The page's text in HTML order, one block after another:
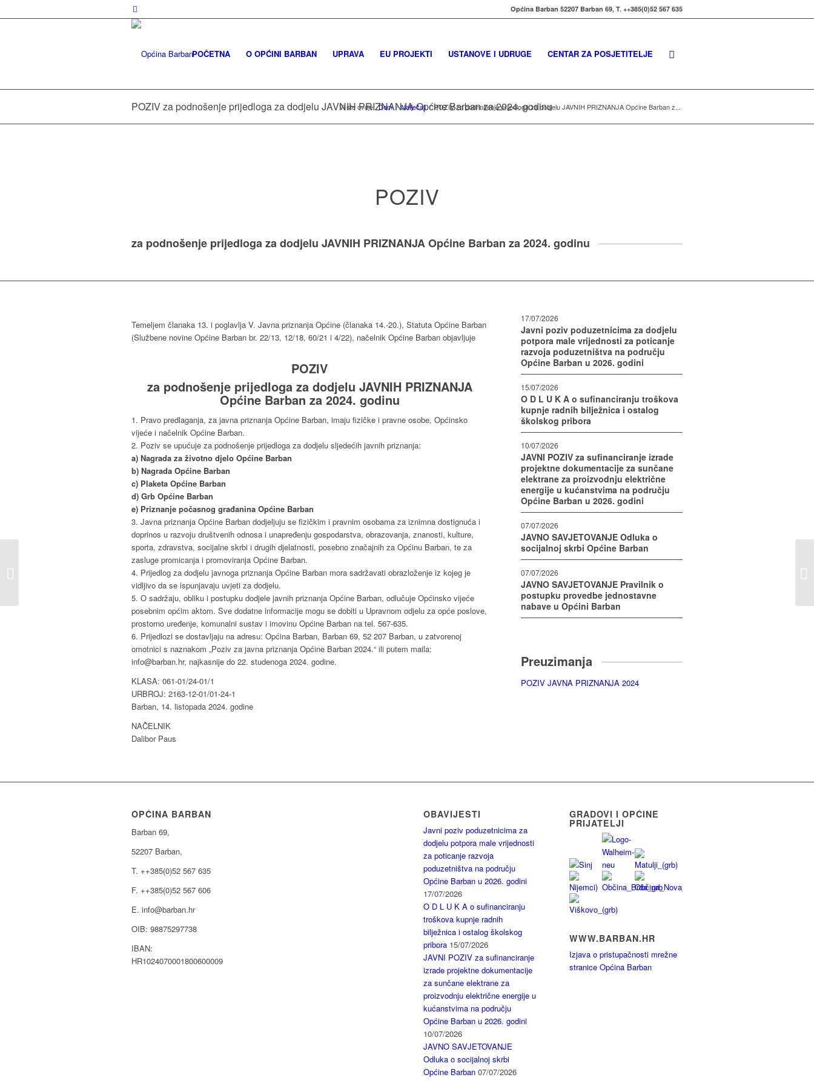
Općina Barban 52207 Barban 69, T. ++385(0)52 567 635
POČETNA O OPĆINI BARBAN UPRAVA EU PROJEKTI USTANOVE I UDRUGE CENTAR ZA POSJETITELJE
POZIV za podnošenje prijedloga za dodjelu JAVNIH PRIZNANJA Općine Barban za 2024. godinu
Vi ste ovdje: Dom / Natječaji / POZIV za podnošenje prijedloga za dodjelu JAVNIH PRIZNANJA Općine Barban z...
POZIV
za podnošenje prijedloga za dodjelu JAVNIH PRIZNANJA Općine Barban za 2024. godinu
Temeljem članaka 13. i poglavlja V. Javna priznanja Općine (članaka 14.-20.), Statuta Općine Barban
(Službene novine Općine Barban br. 22/13, 12/18, 60/21 i 4/22), načelnik Općine Barban objavljuje
POZIV
za podnošenje prijedloga za dodjelu JAVNIH PRIZNANJA
Općine Barban za 2024. godinu
1. Pravo predlaganja, za javna priznanja Općine Barban, imaju fizičke i pravne osobe, Općinsko
vijeće i načelnik Općine Barban.
2. Poziv se upućuje za podnošenje prijedloga za dodjelu sljedećih javnih priznanja:
a) Nagrada za životno djelo Općine Barban
b) Nagrada Općine Barban
c) Plaketa Općine Barban
d) Grb Općine Barban
e) Priznanje počasnog građanina Općine Barban
3. Javna priznanja Općine Barban dodjeljuju se fizičkim i pravnim osobama za iznimna dostignuća i
doprinos u razvoju društvenih odnosa i unapređenju gospodarstva, obrazovanja, znanosti, kulture,
sporta, zdravstva, socijalne skrbi i drugih djelatnosti, posebno značajnih za Općinu Barban, te za
zasluge promicanja i promoviranja Općine Barban.
4. Prijedlog za dodjelu javnoga priznanja Općine Barban mora sadržavati obrazloženje iz kojeg je
vidljivo da se ispunjavaju uvjeti za dodjelu.
5. O sadržaju, obliku i postupku dodjele javnih priznanja Općine Barban, odlučuje Općinsko vijeće
posebnim općim aktom. Sve dodatne informacije mogu se dobiti u Upravnom odjelu za opće poslove,
prostorno uređenje, komunalni sustav i imovinu Općine Barban na tel. 567-635.
6. Prijedlozi se dostavljaju na adresu: Općina Barban, Barban 69, 52 207 Barban, u zatvorenoj
omotnici s naznakom „Poziv za javna priznanja Općine Barban 2024.“ ili putem maila:
info@barban.hr, najkasnije do 22. studenoga 2024. godine.
KLASA: 061-01/24-01/1
URBROJ: 2163-12-01/01-24-1
Barban, 14. listopada 2024. godine
NAČELNIK
Dalibor Paus
17/07/2026
Javni poziv poduzetnicima za dodjelu
potpora male vrijednosti za poticanje
razvoja poduzetništva na području
Općine Barban u 2026. godini
15/07/2026
O D L U K A o sufinanciranju troškova
kupnje radnih bilježnica i ostalog
školskog pribora
10/07/2026
JAVNI POZIV za sufinanciranje izrade
projektne dokumentacije za sunčane
elektrane za proizvodnju električne
energije u kućanstvima na području
Općine Barban u 2026. godini
07/07/2026
JAVNO SAVJETOVANJE Odluka o
socijalnoj skrbi Općine Barban
07/07/2026
JAVNO SAVJETOVANJE Pravilnik o
postupku provedbe jednostavne
nabave u Općini Barban
Preuzimanja
POZIV JAVNA PRIZNANJA 2024
OPĆINA BARBAN
Barban 69,
52207 Barban,
T. ++385(0)52 567 635
F. ++385(0)52 567 606
E. info@barban.hr
OIB: 98875297738
IBAN:
HR1024070001800600009
OBAVIJESTI
Javni poziv poduzetnicima za
dodjelu potpora male vrijednosti
za poticanje razvoja
poduzetništva na području
Općine Barban u 2026. godini
17/07/2026
O D L U K A o sufinanciranju
troškova kupnje radnih
bilježnica i ostalog školskog
pribora 15/07/2026
JAVNI POZIV za sufinanciranje
izrade projektne dokumentacije
za sunčane elektrane za
proizvodnju električne energije u
kućanstvima na području
Općine Barban u 2026. godini
10/07/2026
JAVNO SAVJETOVANJE
Odluka o socijalnoj skrbi
Općine Barban 07/07/2026
GRADOVI I OPĆINE
PRIJATELJI
WWW.BARBAN.HR
Izjava o pristupačnosti mrežne
stranice Općina Barban